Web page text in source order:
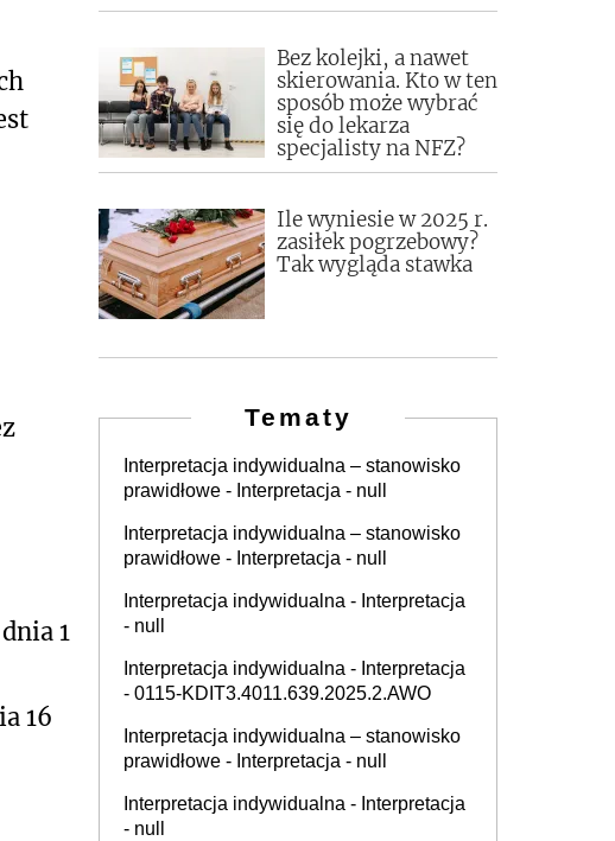
1
16
Bez kolejki, a nawet
skierowania. Kto w ten
sposób może wybrać
się do lekarza
specjalisty na NFZ?
Ile wyniesie w 2025 r.
zasiłek pogrzebowy?
Tak wygląda stawka
Tematy
Interpretacja indywidualna – stanowisko
prawidłowe - Interpretacja - null
Interpretacja indywidualna – stanowisko
prawidłowe - Interpretacja - null
Interpretacja indywidualna - Interpretacja
- null
Interpretacja indywidualna - Interpretacja
- 0115-KDIT3.4011.639.2025.2.AWO
Interpretacja indywidualna – stanowisko
prawidłowe - Interpretacja - null
Interpretacja indywidualna - Interpretacja
- null